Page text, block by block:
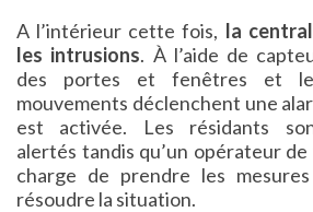
A l’intérieur cette fois, la
les intrusions. À l’aide de
des portes et fenêtres et
mouvements déclenchent une
est activée. Les résidants
alertés tandis qu’un opérateur
charge de prendre les
résoudre la situation.